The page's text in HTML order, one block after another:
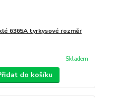
6365A tyrkysové rozměr
Skladem
do košíku